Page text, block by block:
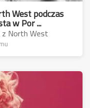
West podczas
w Por ...
z North West